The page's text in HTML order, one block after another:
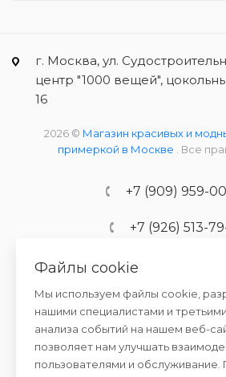
г. Москва, ул.
центр "1000 вещей",
16
2026 © Магазин красивых и
примеркой в Москве
. Все
+7 (909) 959-
+7 (926) 513-
Ежедневно с
Выходные и
с 10:00 до 18:00
Файлы cookie
Мы используем файлы cookie,
нашими специалистами и
анализа событий на нашем веб-
позволяет нам улучшать
пользователями и